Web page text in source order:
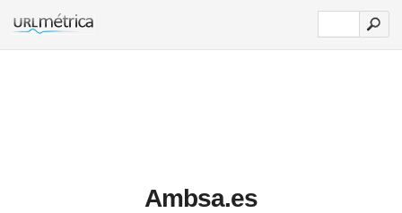
Ambsa.es